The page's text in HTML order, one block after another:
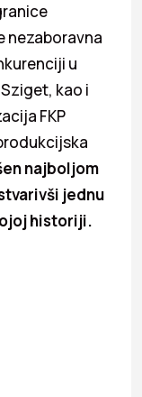
nezaboravna
u
kao i
FKP
najboljom
jednu
historiji.